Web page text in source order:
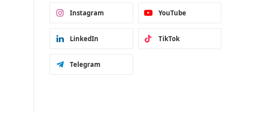
Instagram YouTube
LinkedIn TikTok
Telegram